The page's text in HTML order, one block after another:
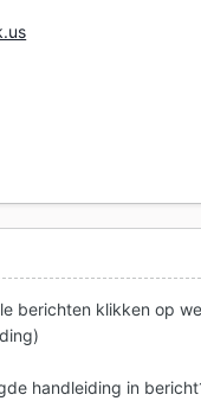
berichten klikken op
handleiding in